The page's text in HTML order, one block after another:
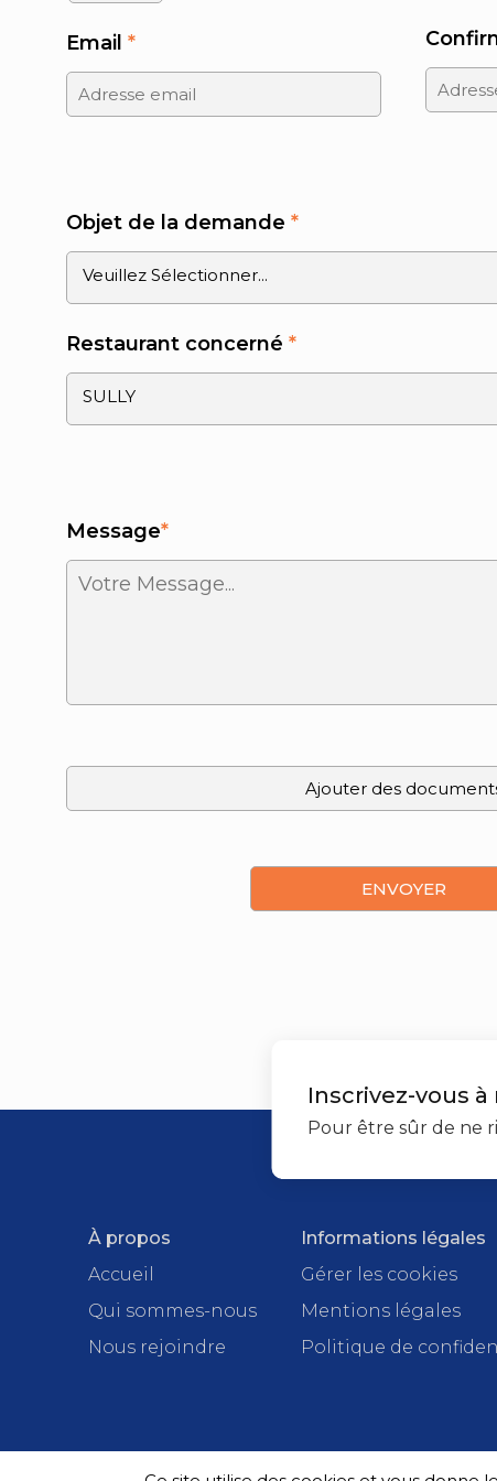
Email *
Objet de la demande *
Restaurant concerné *
Message*
À propos
Accueil
Qui sommes-nous
Nous rejoindre
Informations légales
Gérer les cookies
Mentions légales
Politique de
Inscrivez-vous à
Pour être sûr de ne